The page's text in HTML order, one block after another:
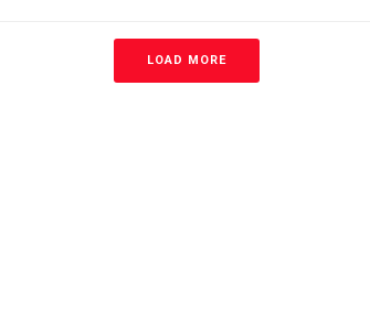
LOAD MORE